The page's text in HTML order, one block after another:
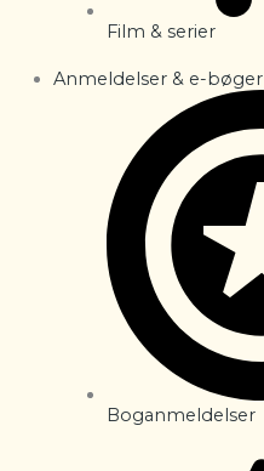
Film & serier
Anmeldelser & e-bøger
Boganmeldelser